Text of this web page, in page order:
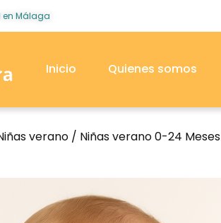
Málaga
Inicio Quienes somos
verano / Niñas verano 0-24 Meses